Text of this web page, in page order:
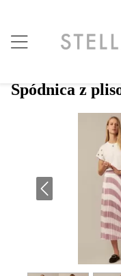
Spódnica Z
Spódnica z